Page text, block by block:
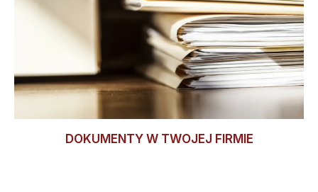
DOKUMENTY W TWOJEJ FIRMIE